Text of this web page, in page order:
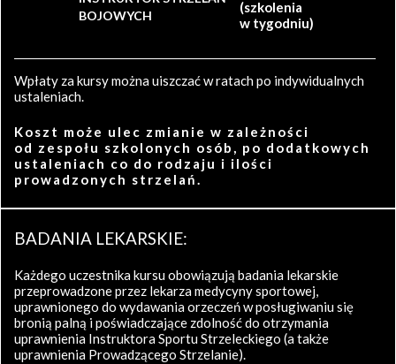
BOJOWYCH
(szkolenia
w tygodniu)
Wpłaty za kursy można uiszczać w ratach po indywidualnych
ustaleniach.
Koszt może ulec zmianie w zależności
od zespołu szkolonych osób, po dodatkowych
ustaleniach co do rodzaju i ilości
prowadzonych strzelań.
BADANIA LEKARSKIE:
Każdego uczestnika kursu obowiązują badania lekarskie
przeprowadzone przez lekarza medycyny sportowej,
uprawnionego do wydawania orzeczeń w posługiwaniu się
bronią palną i poświadczające zdolność do otrzymania
uprawnienia Instruktora Sportu Strzeleckiego (a także
uprawnienia Prowadzącego Strzelanie).